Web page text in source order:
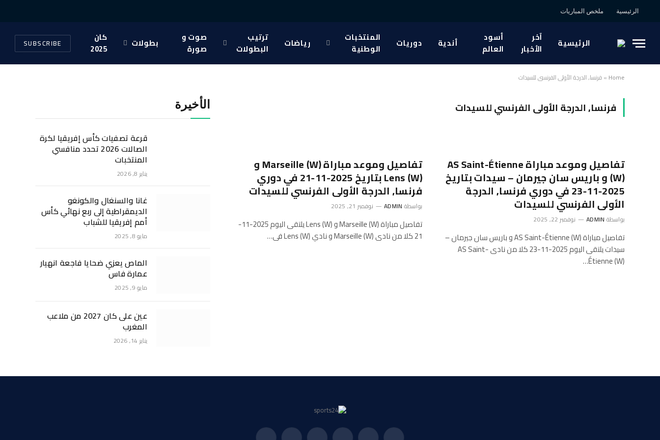
الرئيسية ملخص المباريات
الرئيسية
آخر
الأخبار
أسود
العالم
أندية دوريات
المنتخبات
الوطنية
رياضات
ترتيب
البطولات
صوت و
صورة
بطولات
كان
2025
SUBSCRIBE
Home
» فرنسا, الدرجة الأولى الفرنسي للسيدات
فرنسا, الدرجة الأولى الفرنسي للسيدات
تفاصيل وموعد مباراة AS Saint-Étienne
(W) و باريس سان جيرمان – سيدات بتاريخ
2025-11-23 في دوري فرنسا, الدرجة
الأولى الفرنسي للسيدات
بواسطة ADMIN نوفمبر 22, 2025
تفاصيل مباراة AS Saint-Étienne (W) و باريس سان جيرمان –
سيدات يلتقى اليوم 2025-11-23 كلا من نادى AS Saint-
Étienne (W)…
تفاصيل وموعد مباراة Marseille (W) و
Lens (W) بتاريخ 2025-11-21 في دوري
فرنسا, الدرجة الأولى الفرنسي للسيدات
بواسطة ADMIN نوفمبر 21, 2025
تفاصيل مباراة Marseille (W) و Lens (W) يلتقى اليوم 2025-11-
21 كلا من نادى Marseille (W) و نادي Lens (W) فى…
الأخيرة
قرعة تصفيات كأس إفريقيا لكرة
الصالات 2026 تحدد منافسي
المنتخبات
يناير 8, 2026
غانا والسنغال والكونغو
الديمقراطية إلى ربع نهائي كأس
أمم إفريقيا للشباب
مايو 8, 2025
الماص يعزي ضحايا فاجعة انهيار
عمارة فاس
مايو 9, 2025
عين على كان 2027 من ملاعب
المغرب
يناير 14, 2026